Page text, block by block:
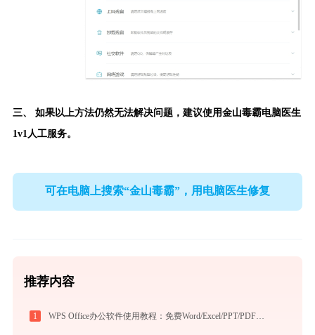
三、 如果以上方法仍然无法解决问题，建议使用金山毒霸电脑医生
1v1人工服务。
可在电脑上搜索“金山毒霸”，用电脑医生修复
推荐内容
1 WPS Office办公软件使用教程：免费Word/Excel/PPT/PDF一站式高效办公套件